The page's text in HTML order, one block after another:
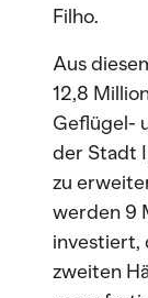
Filho.
Aus
12,8
Geflügel-
der Stadt
zu
werden 9
investiert,
zweiten